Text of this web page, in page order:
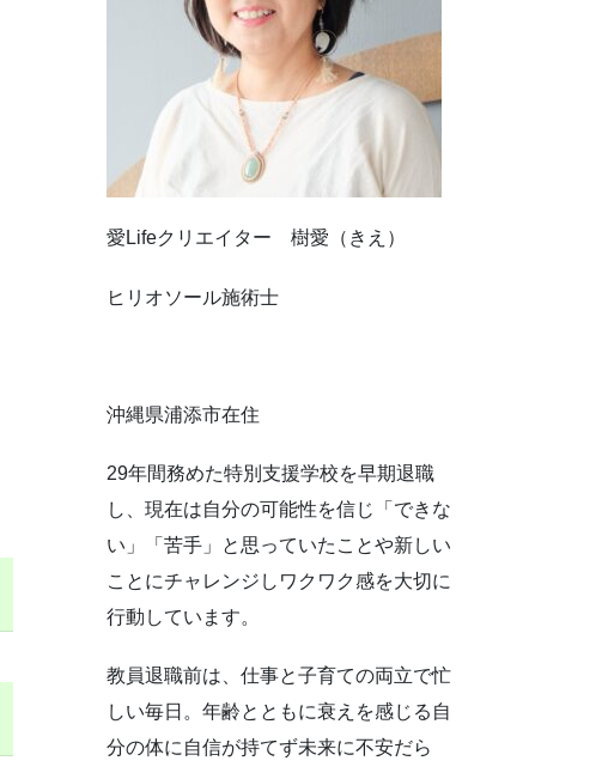
愛Lifeクリエイター 樹愛（きえ）
ヒリオソール施術士
沖縄県浦添市在住
29年間務めた特別支援学校を早期退職
し、現在は自分の可能性を信じ「できな
い」「苦手」と思っていたことや新しい
ことにチャレンジしワクワク感を大切に
行動しています。
教員退職前は、仕事と子育ての両立で忙
しい毎日。年齢とともに衰えを感じる自
分の体に自信が持てず未来に不安だら